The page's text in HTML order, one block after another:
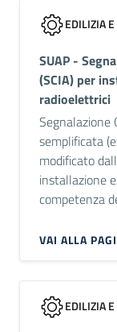
EDILIZIA
SUAP -
(SCIA) per
radioelettrici
Segnalazione
semplificata
modificato
installazione
competenza
VAI ALLA
EDILIZIA